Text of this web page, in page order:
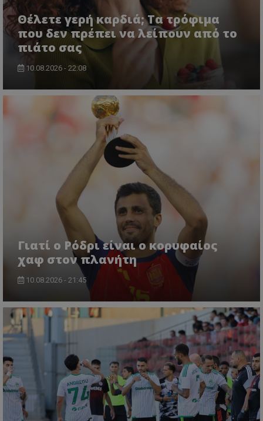
Θέλετε γερή καρδιά; Τα τρόφιμα
που δεν πρέπει να λείπουν από το
πιάτο σας
10.08.2026 - 22:08
Γιατί ο Ρόδρι είναι ο κορυφαίος
χαφ στον πλανήτη
10.08.2026 - 21:45